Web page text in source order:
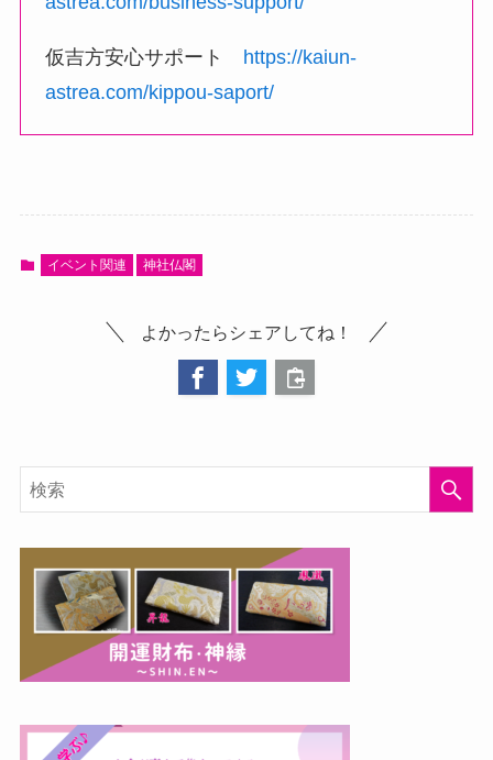
仮吉方安心サポート https://kaiun-
astrea.com/kippou-saport/
イベント関連 神社仏閣
よかったらシェアしてね！